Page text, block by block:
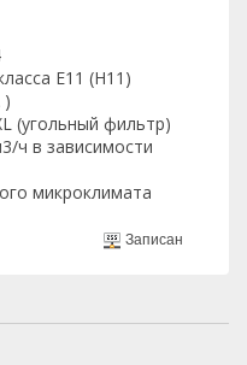
E11 (Н11)
)
(угольный фильтр)
ч в зависимости
микроклимата
Записан